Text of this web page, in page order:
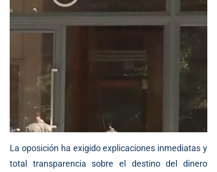
La oposición ha exigido explicaciones inmediatas y
total transparencia sobre el destino del dinero